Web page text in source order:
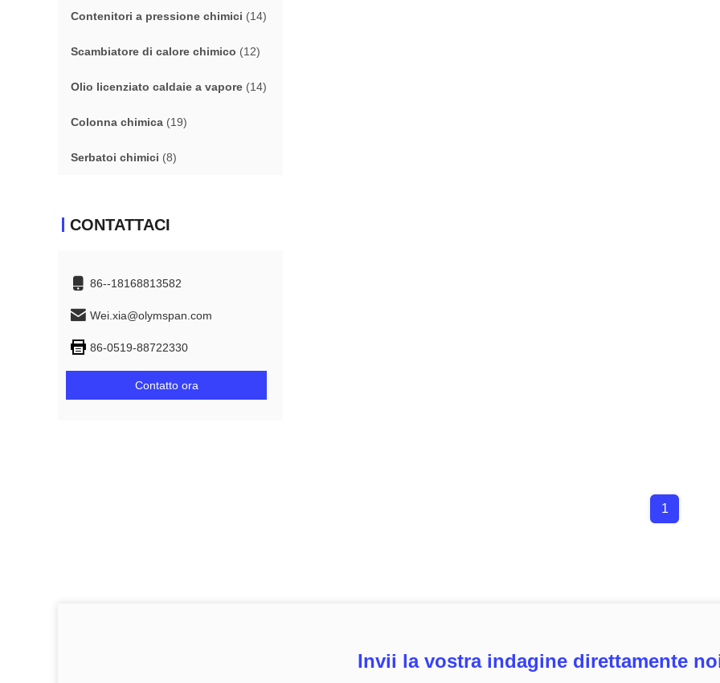
Contenitori a pressione chimici (14)
Scambiatore di calore chimico (12)
Olio licenziato caldaie a vapore (14)
Colonna chimica (19)
Serbatoi chimici (8)
CONTATTACI
86--18168813582
Wei.xia@olymspan.com
86-0519-88722330
Contatto ora
1
Invii la vostra indagine direttamente